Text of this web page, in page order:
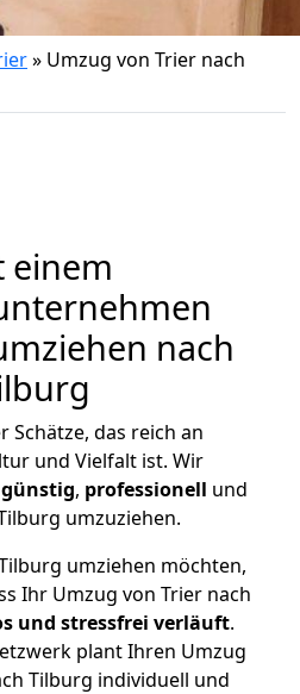
» Umzug von Trier nach
einem
nach
Schätze, das reich an
und Vielfalt ist. Wir
günstig, professionell und
umzuziehen.
umziehen möchten,
Ihr Umzug von Trier nach
und stressfrei verläuft.
plant Ihren Umzug
Tilburg individuell und